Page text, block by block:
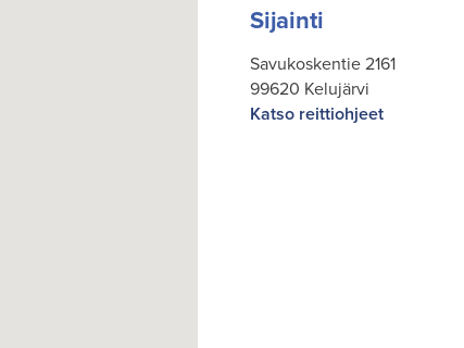
Sijainti
Savukoskentie 2161
99620 Kelujärvi
Katso reittiohjeet